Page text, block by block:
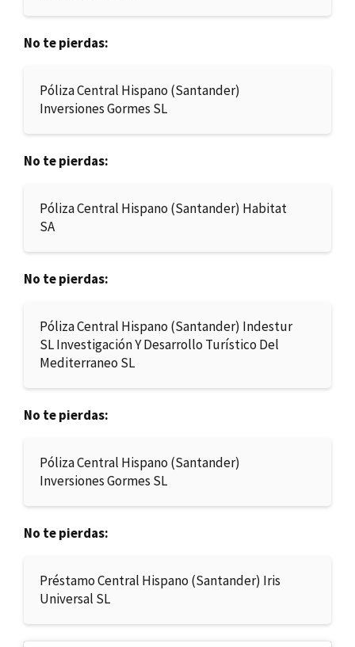
No te pierdas:
Póliza Central Hispano (Santander)
Inversiones Gormes SL
No te pierdas:
Póliza Central Hispano (Santander) Habitat
SA
No te pierdas:
Póliza Central Hispano (Santander) Indestur
SL Investigación Y Desarrollo Turístico Del
Mediterraneo SL
No te pierdas:
Póliza Central Hispano (Santander)
Inversiones Gormes SL
No te pierdas:
Préstamo Central Hispano (Santander) Iris
Universal SL